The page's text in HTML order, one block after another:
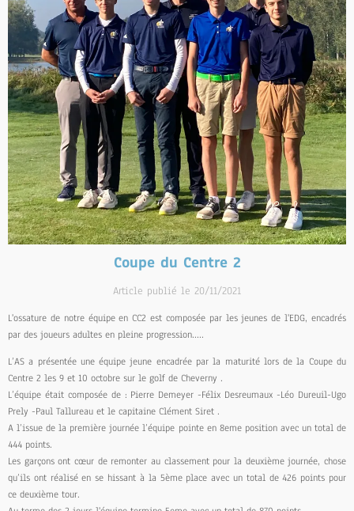
Coupe du Centre 2
Article publié le 20/11/2021
L'ossature de notre équipe en CC2 est composée par les jeunes de l'EDG, encadrés
par des joueurs adultes en pleine progression.....
L’AS a présentée une équipe jeune encadrée par la maturité lors de la Coupe du
Centre 2 les 9 et 10 octobre sur le golf de Cheverny .
L’équipe était composée de : Pierre Demeyer -Félix Desreumaux -Léo Dureuil-Ugo
Prely -Paul Tallureau et le capitaine Clément Siret .
A l’issue de la première journée l’équipe pointe en 8eme position avec un total de
444 points.
Les garçons ont cœur de remonter au classement pour la deuxième journée, chose
qu’ils ont réalisé en se hissant à la 5ème place avec un total de 426 points pour
ce deuxième tour.